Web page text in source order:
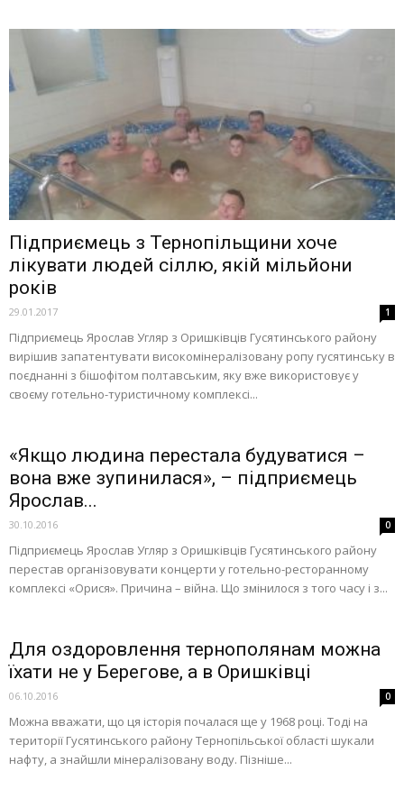
Підприємець з Тернопільщини хоче
лікувати людей сіллю, якій мільйони
років
29.01.2017 1
Підприємець Ярослав Угляр з Оришківців Гусятинського району
вирішив запатентувати високомінералізовану ропу гусятинську в
поєднанні з бішофітом полтавським, яку вже використовує у
своєму готельно-туристичному комплексі...
«Якщо людина перестала будуватися –
вона вже зупинилася», – підприємець
Ярослав...
30.10.2016 0
Підприємець Ярослав Угляр з Оришківців Гусятинського району
перестав організовувати концерти у готельно-ресторанному
комплексі «Орися». Причина – війна. Що змінилося з того часу і з...
Для оздоровлення тернополянам можна
їхати не у Берегове, а в Оришківці
06.10.2016 0
Можна вважати, що ця історія почалася ще у 1968 році. Тоді на
території Гусятинського району Тернопільської області шукали
нафту, а знайшли мінералізовану воду. Пізніше...